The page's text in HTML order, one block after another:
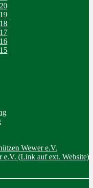
Wewer e.V.
e.V. (Link auf ext. Website)